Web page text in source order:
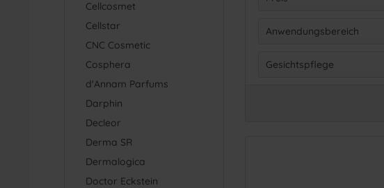
Cellcosmet
Cellstar
CNC Cosmetic
Cosphera
d'Annam Parfums
Darphin
Decleor
Derma SR
Dermalogica
Doctor Eckstein
Anwendungsbereich
Gesicht(2)
Gesichtspflege